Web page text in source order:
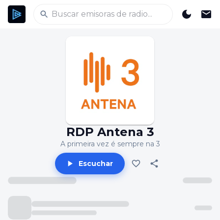
RDP Antena 3
A primeira vez é sempre na 3
Escuchar